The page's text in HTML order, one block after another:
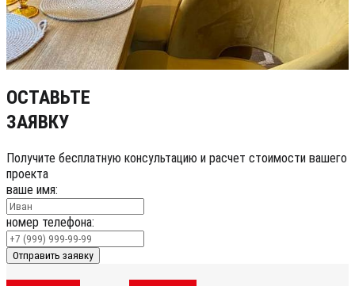
ОСТАВЬТЕ
ЗАЯВКУ
Получите бесплатную консультацию и расчет стоимости вашего
проекта
ваше имя:
номер телефона:
Отправить заявку